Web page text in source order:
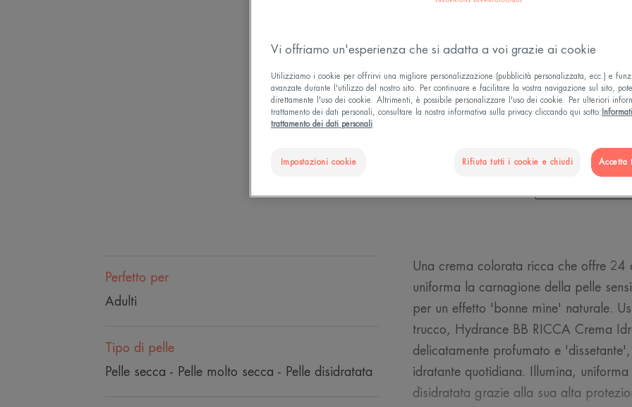
IDRATA PER
Idratante,
Perfetto per
Adulti
Tipo di pelle
Pelle secca - Pelle molto secca - Pelle disidratata
Una crema colorata ricca che offre
uniforma la carnagione della pelle
per un effetto 'bonne mine' naturale.
trucco, Hydrance BB RICCA Crema
delicatamente profumato e
idratante quotidiana. Illumina,
disidratata grazie alla sua alta
Vi offriamo un'esperienza che si adatta a voi grazie ai cookie
Utilizziamo i cookie per offrirvi una migliore personalizzazione (pubblicità personalizzata, ecc.) e
avanzate durante l'utilizzo del nostro sito. Per continuare e facilitare la vostra navigazione sul sito,
direttamente l'uso dei cookie. Altrimenti, è possibile personalizzare l'uso dei cookie. Per ulteriori
trattamento dei dati personali, consultare la nostra informativa sulla privacy cliccando qui sotto:
trattamento dei dati personali
Impostazioni cookie Rifiuta tutti i cookie e chiudi Accetta